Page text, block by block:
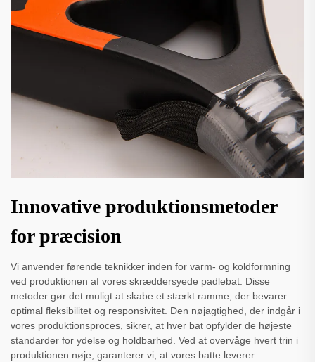
Innovative produktionsmetoder
for præcision
Vi anvender førende teknikker inden for varm- og koldformning
ved produktionen af vores skræddersyede padlebat. Disse
metoder gør det muligt at skabe et stærkt ramme, der bevarer
optimal fleksibilitet og responsivitet. Den nøjagtighed, der indgår i
vores produktionsproces, sikrer, at hver bat opfylder de højeste
standarder for ydelse og holdbarhed. Ved at overvåge hvert trin i
produktionen nøje, garanterer vi, at vores batte leverer